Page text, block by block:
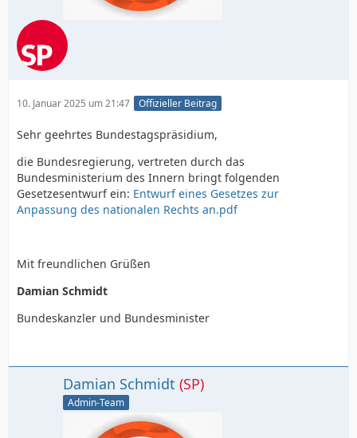
10. Januar 2025 um 21:47 Offizieller Beitrag
Sehr geehrtes Bundestagspräsidium,
die Bundesregierung, vertreten durch das
Bundesministerium des Innern bringt folgenden
Gesetzesentwurf ein: Entwurf eines Gesetzes zur
Anpassung des nationalen Rechts an.pdf
Mit freundlichen Grüßen
Damian Schmidt
Bundeskanzler und Bundesminister
Damian Schmidt (SP)
Admin-Team